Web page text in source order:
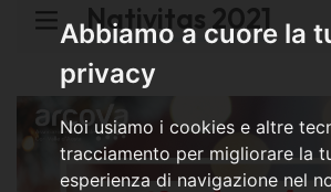
Abbiamo a cuore la
privacy
Noi usiamo i cookies e altre
tracciamento per migliorare la
esperienza di navigazione nel
Nativitas 2021